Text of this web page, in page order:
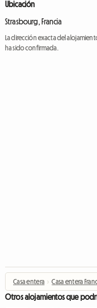
Ubicación
Strasbourg, Francia
La dirección exacta del
ha sido confirmada.
Casa entera › Casa entera
Otros alojamientos que